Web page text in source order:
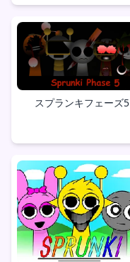
スプランキフェーズ5